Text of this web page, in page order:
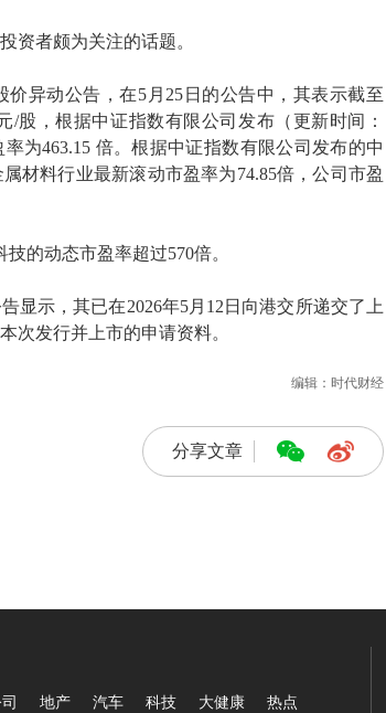
资者颇为关注的话题。
异动公告，在5月25日的公告中，其表示截至
/股，根据中证指数有限公司发布（更新时间：
为463.15 倍。根据中证指数有限公司发布的中
材料行业最新滚动市盈率为74.85倍，公司市盈
的动态市盈率超过570倍。
显示，其已在2026年5月12日向港交所递交了上
次发行并上市的申请资料。
编辑：时代财经
分享文章
地产 汽车 科技 大健康 热点